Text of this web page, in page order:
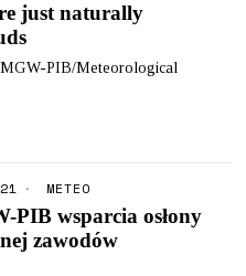
just naturally
PIB/Meteorological
METEO
PIB wsparcia osłony
zawodów